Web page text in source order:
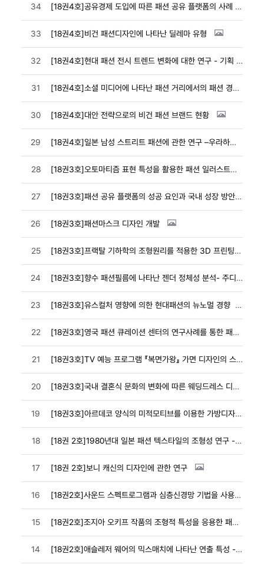
34 [18권4호]공유경제 도입에 따른 패션 공유 플랫폼의 사례 분석 - 제품-서비스 시스템을 중심으로
33 [18권4호]비건 패션디자인에 나타난 딜레마 유형
32 [18권4호]현대 패션 전시 트렌드 변화에 대한 연구 - 기획 및 연출을 중심으로
31 [18권4호]소셜 미디어에 나타난 패션 거리에서의 패션 경험에 관한 연구 - 서울의 명동 거리를 중심으로
30 [18권4호]대안 전략으로의 비건 패션 브랜드 현황
29 [18권4호]일본 남성 스트리트 패션에 관한 연구 –우라하라에서 네오-우라하라까지
28 [18권3호]오토마티즘 표현 특성을 활용한 패션 일러스트레이션
27 [18권3호]패션 공유 플랫폼의 성공 요인과 국내 성장 방안
26 [18권3호]패션마스크 디자인 개발
25 [18권3호]프랙탈 기하학의 조형원리를 적용한 3D 프린팅 패션소재 연구 - 패션소재의 기본조직 응용을...
24 [18권3호]향수 패션필름에 나타난 젠더 정체성 분석- 주디스 버틀러의 수행적 젠더 정체성 이론을 중심...
23 [18권3호]유스컬처 영향에 의한 현대패션의 뉴노멀 경향
22 [18권3호]영국 패션 큐레이션 센터의 연구사례를 통한 패션 큐레이션 유형과 특성 연구
21 [18권3호]TV 예능 프로그램 『복면가왕』 가면 디자인의 스토리 표현 특성
20 [18권3호]국내 결혼식 문화의 변화에 따른 웨딩드레스 디자인의 특성 연구
19 [18권3호]아르데코 양식의 미적모티브를 이용한 가방디자인
18 [18권 2호]1980년대 일본 패션 텍스타일의 조형성 연구 - 구성요소와 속성요소 분석을 중심으로 -
17 [18권 2호]보니 캐신의 디자인에 관한 연구
16 [18권2호]사운드 스펙트로그램과 심층신경망 기법을 사용한 패셔너블한 웨어러블 제품 디자인을 위한 테크놀로지
15 [18권2호]조지아 오키프 작품의 조형적 특성을 응용한 패션디자인 개발
14 [18권2호]애슬레저 웨어의 믹스매치에 나타난 연출 특성 - 스트리트 패션을 중심으로 -